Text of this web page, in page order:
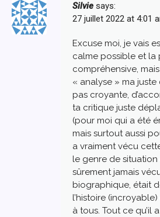
Silvie says:
27 juillet 2022 at 4:01
Excuse moi, je vais
calme possible et la
compréhensive,
« analyse » ma juste
pas croyante,
ta critique juste
(pour moi qui a été
mais surtout aussi
a vraiment vécu
le genre de situation
sûrement jamais
biographique, était
l’histoire
à tous. Tout ce qu’il